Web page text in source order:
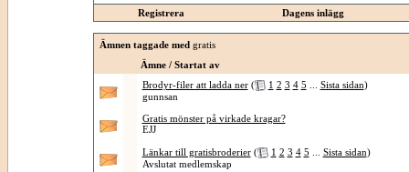
Registrera Dagens inlägg
Ämnen taggade med gratis
Ämne / Startat av
Brodyr-filer att ladda ner ( 1 2 3 4 5 Sista sidan)
gunnsan
Gratis mönster på virkade kragar?
EJJ
Länkar till gratisbroderier ( 1 2 3 4 5 Sista sidan)
Avslutat medlemskap